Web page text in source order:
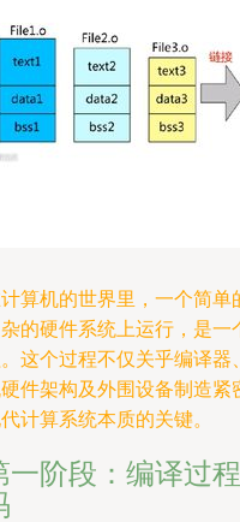
算机的世界里，一个简
的硬件系统上运行，是
这个过程不仅关乎编译
件架构及外围设备制造
计算系统本质的关键。
一阶段：编译过